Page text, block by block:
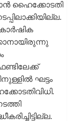
ഹൈക്കോടതി
ഘട്ടം